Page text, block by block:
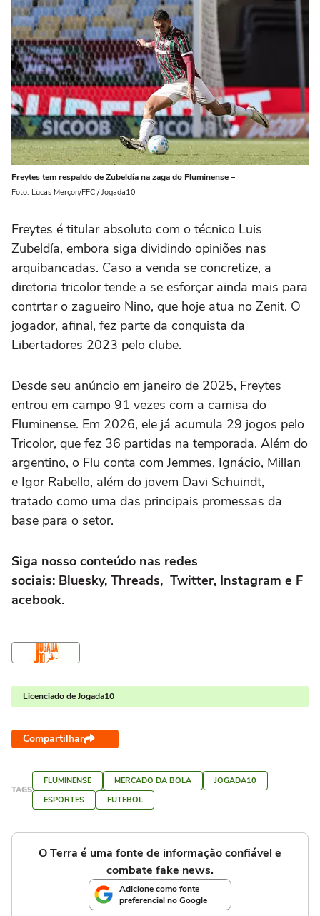
Freytes tem respaldo de Zubeldía na zaga do Fluminense –
Foto: Lucas Merçon/FFC / Jogada10
Freytes é titular absoluto com o técnico Luis
Zubeldía, embora siga dividindo opiniões nas
arquibancadas. Caso a venda se concretize, a
diretoria tricolor tende a se esforçar ainda mais para
contrtar o zagueiro Nino, que hoje atua no Zenit. O
jogador, afinal, fez parte da conquista da
Libertadores 2023 pelo clube.
Desde seu anúncio em janeiro de 2025, Freytes
entrou em campo 91 vezes com a camisa do
Fluminense. Em 2026, ele já acumula 29 jogos pelo
Tricolor, que fez 36 partidas na temporada. Além do
argentino, o Flu conta com Jemmes, Ignácio, Millan
e Igor Rabello, além do jovem Davi Schuindt,
tratado como uma das principais promessas da
base para o setor.
Siga nosso conteúdo nas redes
sociais: Bluesky, Threads, Twitter, Instagram e F
acebook.
Licenciado de Jogada10
Compartilhar
TAGS
FLUMINENSE MERCADO DA BOLA
JOGADA10
ESPORTES
FUTEBOL
O Terra é uma fonte de informação confiável e
combate fake news.
Adicione como fonte
preferencial no Google